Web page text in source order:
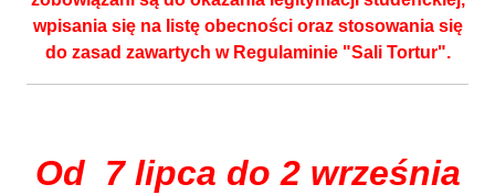
wpisania się na listę obecności oraz stosowania się
do zasad zawartych w Regulaminie "Sali Tortur".
Od 7 lipca do 2 września